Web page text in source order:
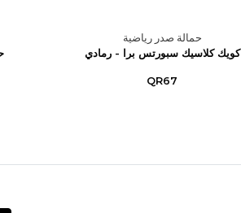
حمالة صدر رياضية
كويك كلاسيك سبورتس برا - رمادي
QR67